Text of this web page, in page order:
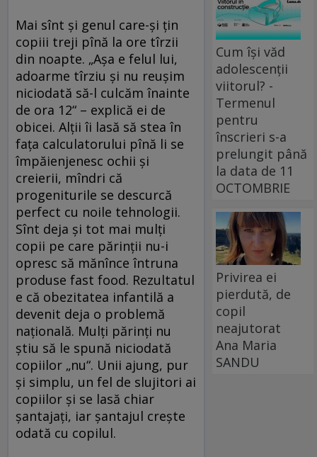
Mai sînt şi genul care-şi ţin
copiii treji pînă la ore tîrzii
din noapte. „Aşa e felul lui,
adoarme tîrziu şi nu reuşim
niciodată să-l culcăm înainte
de ora 12“ – explică ei de
obicei. Alţii îi lasă să stea în
faţa calculatorului pînă li se
împăienjenesc ochii şi
creierii, mîndri că
progeniturile se descurcă
perfect cu noile tehnologii.
Sînt deja şi tot mai mulţi
copii pe care părinţii nu-i
opresc să mănînce întruna
produse fast food. Rezultatul
e că obezitatea infantilă a
devenit deja o problemă
naţională. Mulţi părinţi nu
ştiu să le spună niciodată
copiilor „nu“. Unii ajung, pur
şi simplu, un fel de slujitori ai
copiilor şi se lasă chiar
şantajaţi, iar şantajul creşte
odată cu copilul.
Cum își văd
adolescenții
viitorul? -
Termenul
pentru
înscrieri s-a
prelungit până
la data de 11
OCTOMBRIE
Privirea ei
pierdută, de
copil
neajutorat
Ana Maria
SANDU